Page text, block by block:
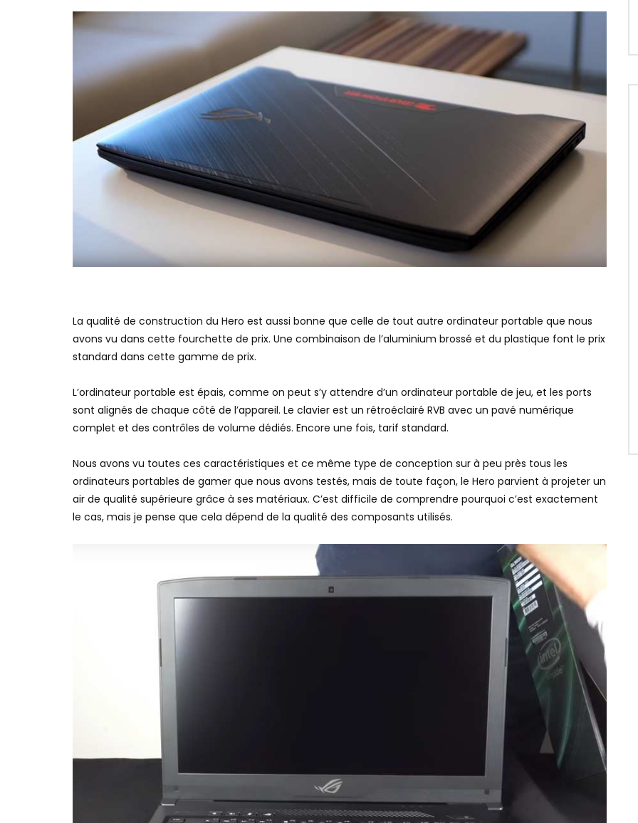
La qualité de construction du Hero est aussi bonne que celle de tout autre ordinateur portable que nous
avons vu dans cette fourchette de prix. Une combinaison de l’aluminium brossé et du plastique font le prix
standard dans cette gamme de prix.
L’ordinateur portable est épais, comme on peut s’y attendre d’un ordinateur portable de jeu, et les ports
sont alignés de chaque côté de l’appareil. Le clavier est un rétroéclairé RVB avec un pavé numérique
complet et des contrôles de volume dédiés. Encore une fois, tarif standard.
Nous avons vu toutes ces caractéristiques et ce même type de conception sur à peu près tous les
ordinateurs portables de gamer que nous avons testés, mais de toute façon, le Hero parvient à projeter un
air de qualité supérieure grâce à ses matériaux. C’est difficile de comprendre pourquoi c’est exactement
le cas, mais je pense que cela dépend de la qualité des composants utilisés.